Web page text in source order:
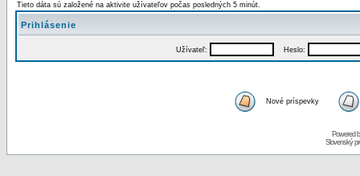
Tieto dáta sú založené na aktivite užívateľov počas posledných 5 minút.
Prihlásenie
Užívateľ: Heslo:
Nové príspevky
Powered
Slovenský